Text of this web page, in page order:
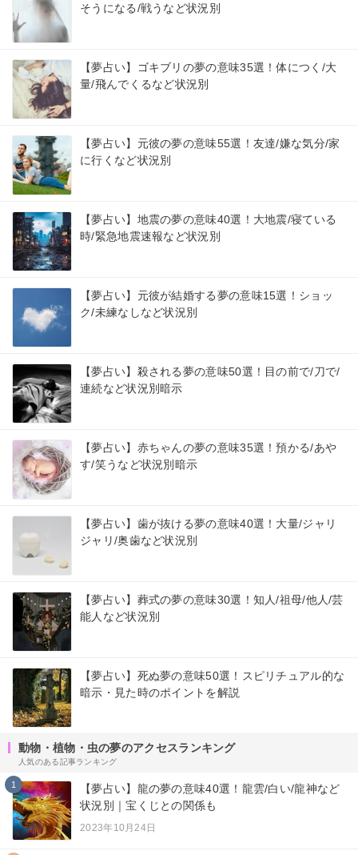
そうになる/戦うなど状況別
【夢占い】ゴキブリの夢の意味35選！体につく/大
量/飛んでくるなど状況別
【夢占い】元彼の夢の意味55選！友達/嫌な気分/家
に行くなど状況別
【夢占い】地震の夢の意味40選！大地震/寝ている
時/緊急地震速報など状況別
【夢占い】元彼が結婚する夢の意味15選！ショッ
ク/未練なしなど状況別
【夢占い】殺される夢の意味50選！目の前で/刀で/
連続など状況別暗示
【夢占い】赤ちゃんの夢の意味35選！預かる/あや
す/笑うなど状況別暗示
【夢占い】歯が抜ける夢の意味40選！大量/ジャリ
ジャリ/奥歯など状況別
【夢占い】葬式の夢の意味30選！知人/祖母/他人/芸
能人など状況別
【夢占い】死ぬ夢の意味50選！スピリチュアル的な
暗示・見た時のポイントを解説
動物・植物・虫の夢のアクセスランキング
人気のある記事ランキング
1
【夢占い】龍の夢の意味40選！龍雲/白い/龍神など
状況別｜宝くじとの関係も
2023年10月24日